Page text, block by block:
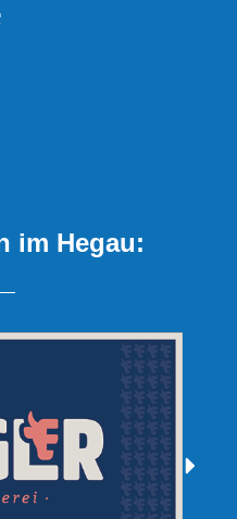
im Hegau: